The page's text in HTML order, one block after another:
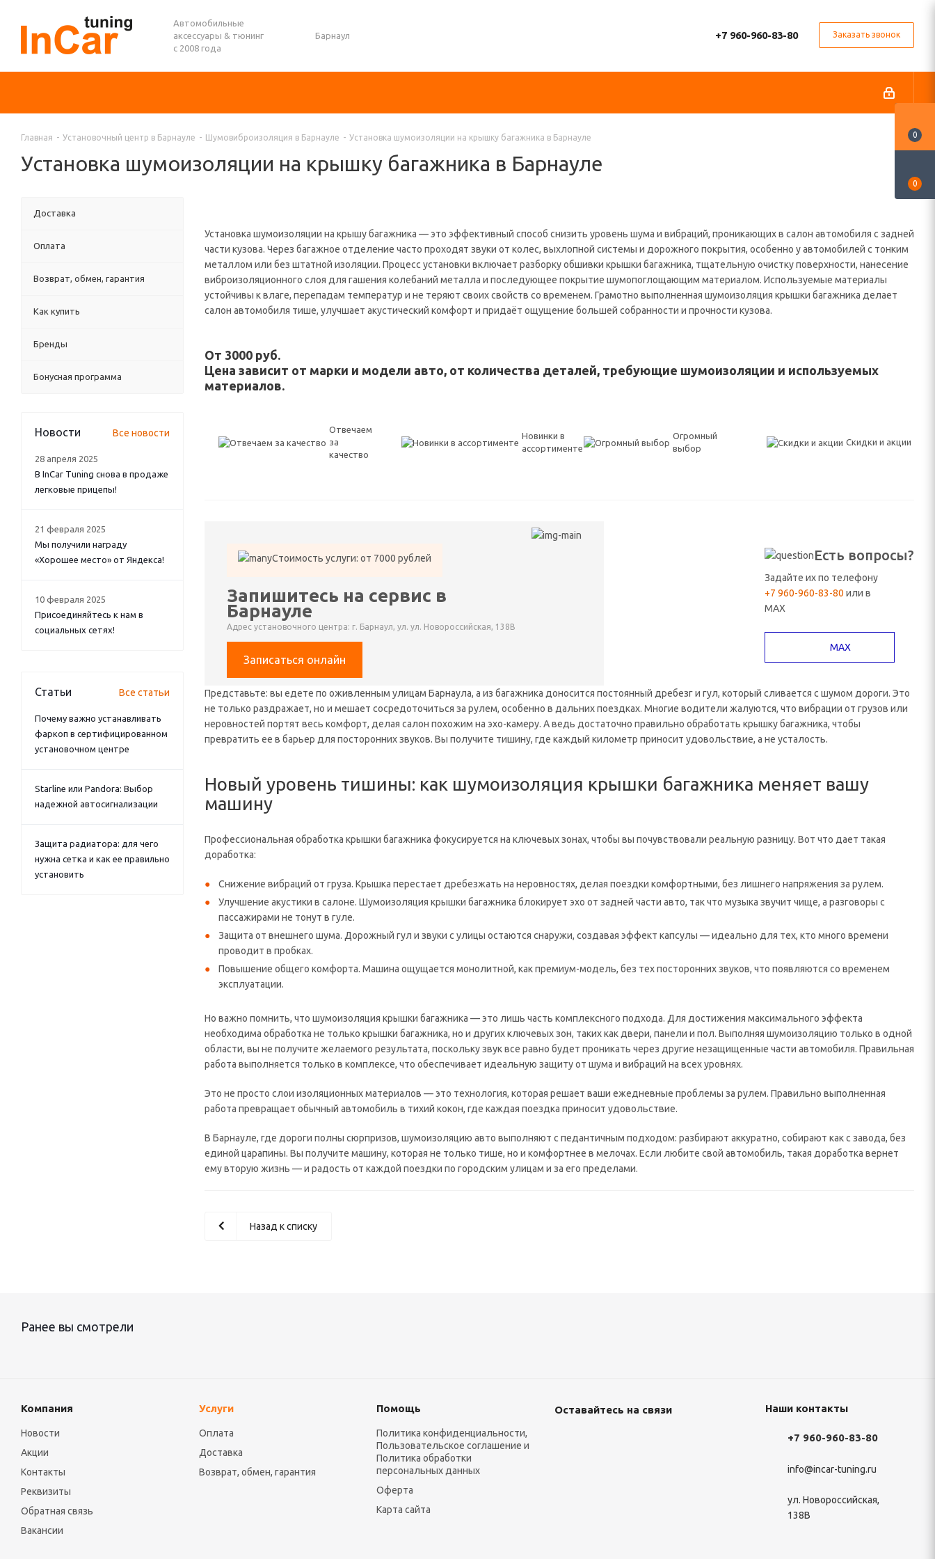
Автомобильные
аксессуары & тюнинг
с 2008 года
Барнаул +7 960-960-83-80 Заказать звонок
Главная - Установочный центр в Барнауле - Шумовиброизоляция в Барнауле - Установка шумоизоляции на крышку багажника в Барнауле
Установка шумоизоляции на крышку багажника в Барнауле
Установка шумоизоляции на крышу багажника — это эффективный способ снизить уровень шума и вибраций, проникающих в салон автомобиля с задней
части кузова. Через багажное отделение часто проходят звуки от колес, выхлопной системы и дорожного покрытия, особенно у автомобилей с тонким
металлом или без штатной изоляции. Процесс установки включает разборку обшивки крышки багажника, тщательную очистку поверхности, нанесение
виброизоляционного слоя для гашения колебаний металла и последующее покрытие шумопоглощающим материалом. Используемые материалы
устойчивы к влаге, перепадам температур и не теряют своих свойств со временем. Грамотно выполненная шумоизоляция крышки багажника делает
салон автомобиля тише, улучшает акустический комфорт и придаёт ощущение большей собранности и прочности кузова.
От 3000 руб.
Цена зависит от марки и модели авто, от количества деталей, требующие шумоизоляции и используемых
материалов.
Отвечаем
за
качество
Новинки в
ассортименте
Огромный
выбор
Скидки и акции
Стоимость услуги: от 7000 рублей
Запишитесь на сервис в
Барнауле
Адрес установочного центра: г. Барнаул, ул. ул. Новороссийская, 138В
Записаться онлайн
Есть вопросы?
Задайте их по телефону
+7 960-960-83-80 или в
MAX
MAX
Представьте: вы едете по оживленным улицам Барнаула, а из багажника доносится постоянный дребезг и гул, который сливается с шумом дороги. Это
не только раздражает, но и мешает сосредоточиться за рулем, особенно в дальних поездках. Многие водители жалуются, что вибрации от грузов или
неровностей портят весь комфорт, делая салон похожим на эхо-камеру. А ведь достаточно правильно обработать крышку багажника, чтобы
превратить ее в барьер для посторонних звуков. Вы получите тишину, где каждый километр приносит удовольствие, а не усталость.
Новый уровень тишины: как шумоизоляция крышки багажника меняет вашу
машину
Профессиональная обработка крышки багажника фокусируется на ключевых зонах, чтобы вы почувствовали реальную разницу. Вот что дает такая
доработка:
Снижение вибраций от груза. Крышка перестает дребезжать на неровностях, делая поездки комфортными, без лишнего напряжения за рулем.
Улучшение акустики в салоне. Шумоизоляция крышки багажника блокирует эхо от задней части авто, так что музыка звучит чище, а разговоры с
пассажирами не тонут в гуле.
Защита от внешнего шума. Дорожный гул и звуки с улицы остаются снаружи, создавая эффект капсулы — идеально для тех, кто много времени
проводит в пробках.
Повышение общего комфорта. Машина ощущается монолитной, как премиум-модель, без тех посторонних звуков, что появляются со временем
эксплуатации.
Но важно помнить, что шумоизоляция крышки багажника — это лишь часть комплексного подхода. Для достижения максимального эффекта
необходима обработка не только крышки багажника, но и других ключевых зон, таких как двери, панели и пол. Выполняя шумоизоляцию только в одной
области, вы не получите желаемого результата, поскольку звук все равно будет проникать через другие незащищенные части автомобиля. Правильная
работа выполняется только в комплексе, что обеспечивает идеальную защиту от шума и вибраций на всех уровнях.
Это не просто слои изоляционных материалов — это технология, которая решает ваши ежедневные проблемы за рулем. Правильно выполненная
работа превращает обычный автомобиль в тихий кокон, где каждая поездка приносит удовольствие.
В Барнауле, где дороги полны сюрпризов, шумоизоляцию авто выполняют с педантичным подходом: разбирают аккуратно, собирают как с завода, без
единой царапины. Вы получите машину, которая не только тише, но и комфортнее в мелочах. Если любите свой автомобиль, такая доработка вернет
ему вторую жизнь — и радость от каждой поездки по городским улицам и за его пределами.
Назад к списку
Доставка
Оплата
Возврат, обмен, гарантия
Как купить
Бренды
Бонусная программа
Новости Все новости
28 апреля 2025
В InCar Tuning снова в продаже
легковые прицепы!
21 февраля 2025
Мы получили награду
«Хорошее место» от Яндекса!
10 февраля 2025
Присоединяйтесь к нам в
социальных сетях!
Статьи Все статьи
Почему важно устанавливать
фаркоп в сертифицированном
установочном центре
Starline или Pandora: Выбор
надежной автосигнализации
Защита радиатора: для чего
нужна сетка и как ее правильно
установить
Ранее вы смотрели
Компания
Новости
Акции
Контакты
Реквизиты
Обратная связь
Вакансии
Услуги
Оплата
Доставка
Возврат, обмен, гарантия
Помощь
Политика конфиденциальности,
Пользовательское соглашение и
Политика обработки
персональных данных
Оферта
Карта сайта
Оставайтесь на связи Наши контакты
+7 960-960-83-80
info@incar-tuning.ru
ул. Новороссийская,
138В
0
0